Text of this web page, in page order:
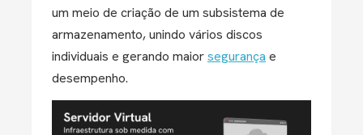
um meio de criação de um subsistema de
armazenamento, unindo vários discos
individuais e gerando maiorsegurança e
desempenho.